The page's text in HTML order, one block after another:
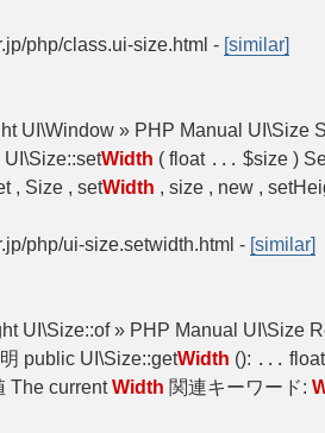
php/class.ui-size.html - [similar]
UI\Window » PHP Manual UI\Size
Width ( float ... $size )
, Size , setWidth , size , new ,
php/ui-size.setwidth.html - [similar]
UI\Size::of » PHP Manual UI\Size
public UI\Size::getWidth (): ...
The currentWidth 関連キーワード: